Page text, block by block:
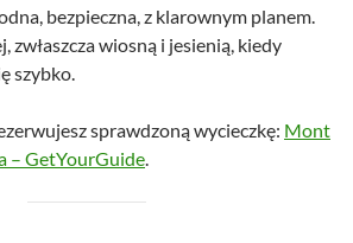
bezpieczna, z klarownym planem.
zwłaszcza wiosną i jesienią, kiedy
szybko.
sprawdzoną wycieczkę: Mont
– GetYourGuide